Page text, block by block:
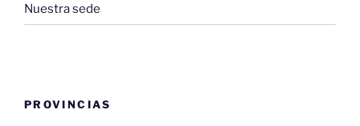
Nuestra sede
PROVINCIAS